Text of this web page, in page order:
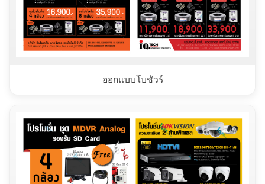
ออกแบบโบชัวร์